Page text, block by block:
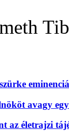
avagy
az életrajzi